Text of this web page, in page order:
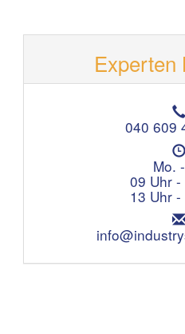
Experten
T
:
040 609
Ö
u
n
Mo.
09 Uhr
13 Uhr
E